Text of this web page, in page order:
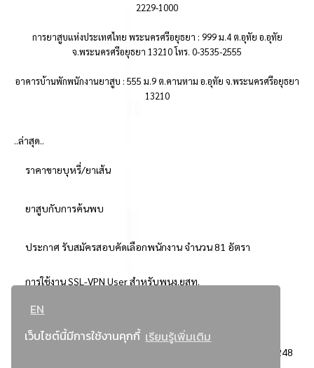
EN
เว็บไซต์นี้มีการใช้งานคุกกี้ เรียนรู้เพิ่มเติม
2229-1000
การยาสูบแห่งประเทศไทย พระนครศรีอยุธยา : 999 ม.4 ต.อุทัย อ.อุทัย
จ.พระนครศรีอยุธยา 13210 โทร. 0-3535-2555
อาคารบ้านพักพนักงานยาสูบ : 555 ม.9 ต.คานหาม อ.อุทัย จ.พระนครศรีอยุธยา
13210
..ล่าสุด..
ราคาขายบุหรี่/ยาเส้น
ยาสูบกับการค้นพบ
ประกาศ รับสมัครสอบคัดเลือกพนักงาน จำนวน 81 อัตรา
การใช้งาน SSL-VPN User สำหรับพนง.ยสท.
..ยอดนิยม..
3248